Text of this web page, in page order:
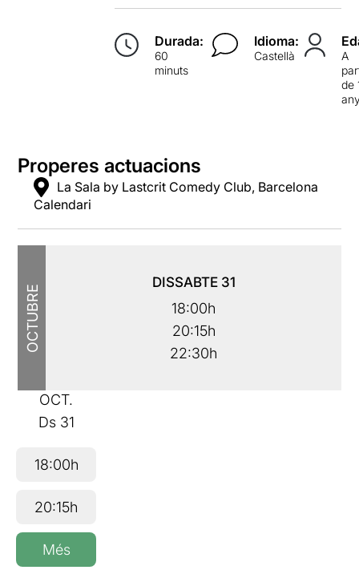
Durada:
60
minuts
Idioma:
Castellà
A
de
Properes actuacions
La Sala by Lastcrit Comedy Club, Barcelona
Calendari
OCTUBRE
DISSABTE 31
18:00h
20:15h
22:30h
OCT.
Ds 31
18:00h
20:15h
Més